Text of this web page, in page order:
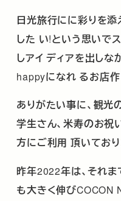
日光旅行にに彩りを添
した い!という思いで
しアイ ディアを出しな
happyになれ るお店
ありがたい事に、観光
学生さん、米寿のお祝
方にご利用 頂いており
昨年2022年は、それ
も大きく伸びCOCON